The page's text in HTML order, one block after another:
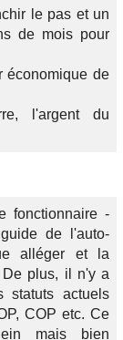
le pas et un
de mois pour
économique de
l'argent du
fonctionnaire -
de l'auto-
alléger et la
De plus, il n'y a
statuts actuels
COP etc. Ce
mais bien